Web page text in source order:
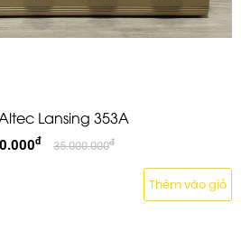
Lansing 353A
đ 35.000.000đ
Thêm vào giỏ